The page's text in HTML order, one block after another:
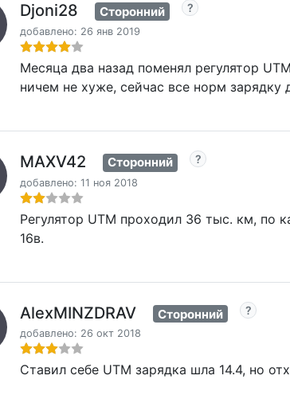
Djoni28 Сторонний
добавлено: 26 янв 2019
Месяца два назад поменял регулятор
ничем не хуже, сейчас все норм зарядку
MAXV42 Сторонний
добавлено: 11 ноя 2018
Регулятор UTM проходил 36 тыс. км, по
16в.
AlexMINZDRAV Сторонний
добавлено: 26 окт 2018
Ставил себе UTM зарядка шла 14.4, но